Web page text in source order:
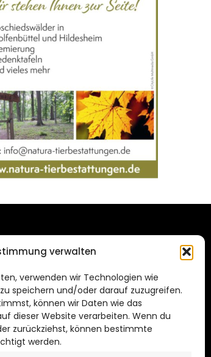
verwalten
verwenden wir Technologien wie
speichern und/oder darauf zuzugreifen.
können wir Daten wie das
dieser Website verarbeiten. Wenn du
zurückziehst, können bestimmte
werden.
DAS STADTMAGAZIN
FÜR SALZGITTER
Richtlinie
CITYLIFE! BEI FACEBOOK